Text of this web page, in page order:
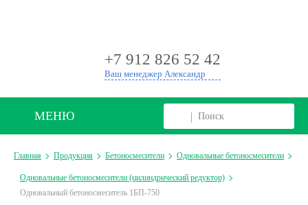
+7 912 826 52 42
Ваш менеджер Александр
МЕНЮ
Главная Продукция Бетоносмесители Одновальные бетоносмесители
Одновальные бетоносмесители (цилиндрический редуктор)
Одновальный бетоносмеситель 1БП-750